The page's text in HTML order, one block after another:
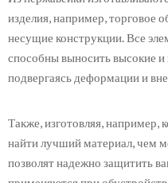
изделия, например, торговое
несущие конструкции. Все
способны выносить высокие и
подвергаясь деформации и
Также, изготовляя, например,
найти лучший материал, чем
позволят надежно защитить